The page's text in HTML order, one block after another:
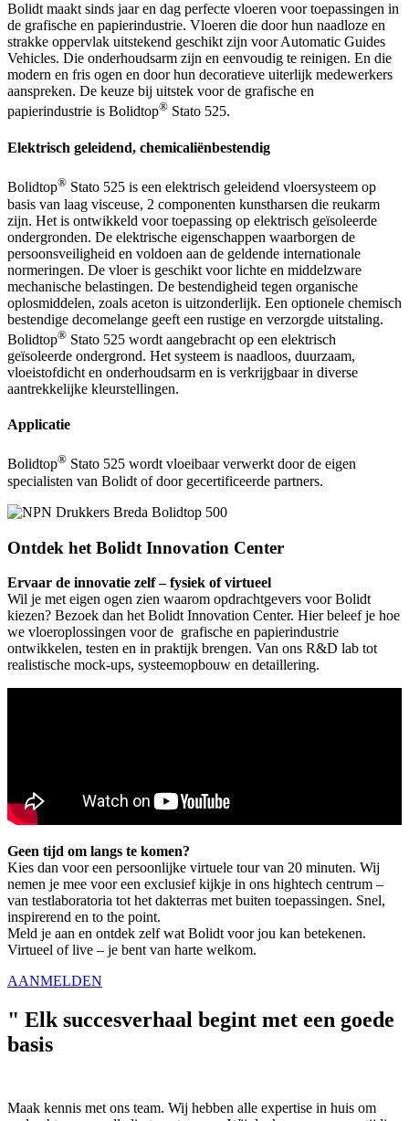
Bolidt maakt sinds jaar en dag perfecte vloeren voor toepassingen in
de grafische en papierindustrie. Vloeren die door hun naadloze en
strakke oppervlak uitstekend geschikt zijn voor Automatic Guides
Vehicles. Die onderhoudsarm zijn en eenvoudig te reinigen. En die
modern en fris ogen en door hun decoratieve uiterlijk medewerkers
aanspreken. De keuze bij uitstek voor de grafische en
papierindustrie is Bolidtop® Stato 525.
Elektrisch geleidend, chemicaliënbestendig
Bolidtop® Stato 525 is een elektrisch geleidend vloersysteem op
basis van laag visceuse, 2 componenten kunstharsen die reukarm
zijn. Het is ontwikkeld voor toepassing op elektrisch geïsoleerde
ondergronden. De elektrische eigenschappen waarborgen de
persoonsveiligheid en voldoen aan de geldende internationale
normeringen. De vloer is geschikt voor lichte en middelzware
mechanische belastingen. De bestendigheid tegen organische
oplosmiddelen, zoals aceton is uitzonderlijk. Een optionele chemisch
bestendige decomelange geeft een rustige en verzorgde uitstaling.
Bolidtop® Stato 525 wordt aangebracht op een elektrisch
geïsoleerde ondergrond. Het systeem is naadloos, duurzaam,
vloeistofdicht en onderhoudsarm en is verkrijgbaar in diverse
aantrekkelijke kleurstellingen.
Applicatie
Bolidtop® Stato 525 wordt vloeibaar verwerkt door de eigen
specialisten van Bolidt of door gecertificeerde partners.
Ontdek het Bolidt Innovation Center
Ervaar de innovatie zelf – fysiek of virtueel
Wil je met eigen ogen zien waarom opdrachtgevers voor Bolidt
kiezen? Bezoek dan het Bolidt Innovation Center. Hier beleef je hoe
we vloeroplossingen voor de grafische en papierindustrie
ontwikkelen, testen en in praktijk brengen. Van ons R&D lab tot
realistische mock-ups, systeemopbouw en detaillering.
Geen tijd om langs te komen?
Kies dan voor een persoonlijke virtuele tour van 20 minuten. Wij
nemen je mee voor een exclusief kijkje in ons hightech centrum –
van testlaboratoria tot het dakterras met buiten toepassingen. Snel,
inspirerend en to the point.
Meld je aan en ontdek zelf wat Bolidt voor jou kan betekenen.
Virtueel of live – je bent van harte welkom.
AANMELDEN
" Elk succesverhaal begint met een goede
basis
Maak kennis met ons team. Wij hebben alle expertise in huis om